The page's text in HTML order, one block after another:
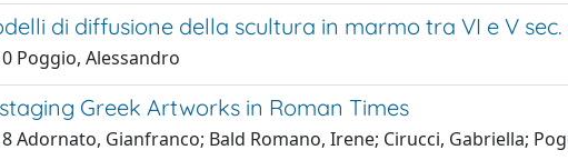
di diffusione della scultura in marmo tra VI e V sec.
Poggio, Alessandro
Greek Artworks in Roman Times
Adornato, Gianfranco; Bald Romano, Irene; Cirucci, Gabriella;